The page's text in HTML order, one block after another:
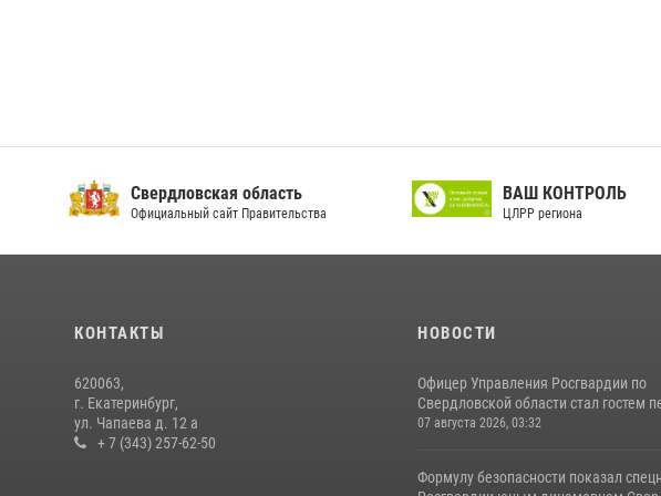
Свердловская область
Официальный сайт Правительства
ВАШ КОНТРОЛЬ
ЦЛРР региона
КОНТАКТЫ
620063,
г. Екатеринбург,
ул. Чапаева д. 12 а
+ 7 (343) 257-62-50
НОВОСТИ
Офицер Управления Росгвардии по
Свердловской области стал гостем
07 августа 2026, 03:32
Формулу безопасности показал